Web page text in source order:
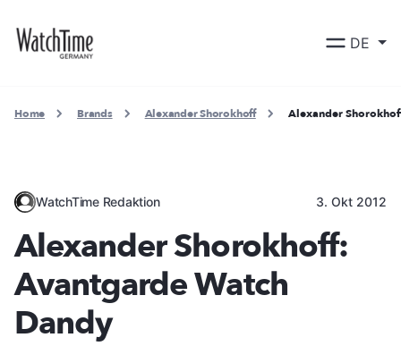
DE
Home Brands Alexander Shorokhoff Alexander
WatchTime Redaktion 3. Okt 2012
Alexander Shorokhoff:
Avantgarde Watch
Dandy